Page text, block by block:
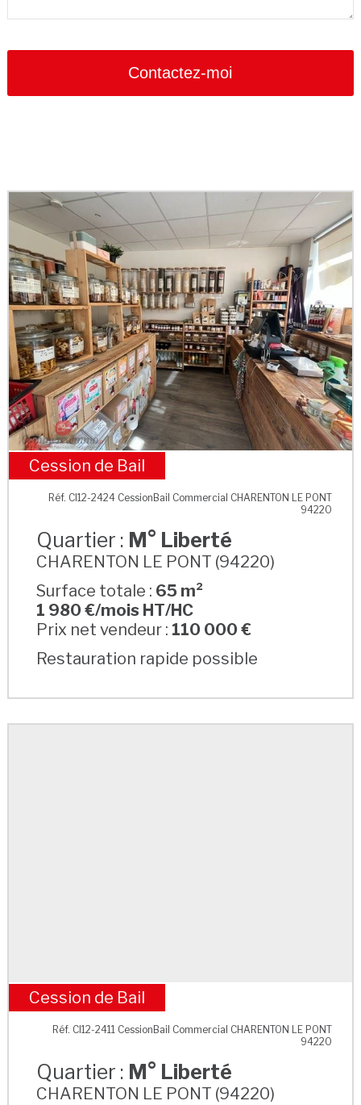
Company
Contactez-moi
M° Liberté
Cession de Bail
Réf. CI12-2424 CessionBail Commercial CHARENTON LE PONT
94220
Quartier : M° Liberté
CHARENTON LE PONT (94220)
Surface totale : 65 m²
1 980 €/mois HT/HC
Prix net vendeur : 110 000 €
Restauration rapide possible
M° Liberté
Cession de Bail
Réf. CI12-2411 CessionBail Commercial CHARENTON LE PONT
94220
Quartier : M° Liberté
CHARENTON LE PONT (94220)